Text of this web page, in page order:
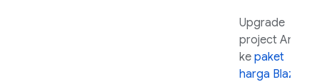
Upgrade
project Anda
ke paket
harga Blaze